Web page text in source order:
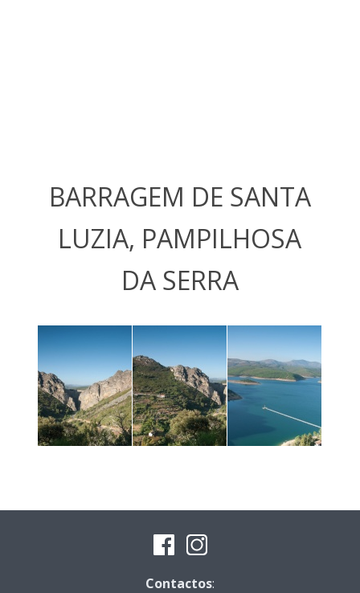
BARRAGEM DE SANTA
LUZIA, PAMPILHOSA
DA SERRA
Contactos: